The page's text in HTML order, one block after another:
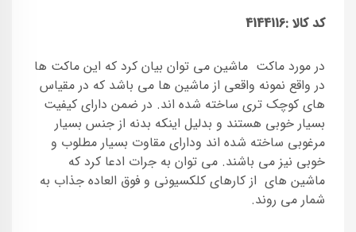
کد کالا :4144116
در مورد ماکت ماشین می توان بیان کرد که این ماکت ها
در واقع نمونه واقعی از ماشین ها می باشد که در مقیاس
های کوچک تری ساخته شده اند. در ضمن دارای کیفیت
بسیار خوبی هستند و بدلیل اینکه بدنه از جنس بسیار
مرغوبی ساخته شده اند ودارای مقاوت بسیار مطلوب و
خوبی نیز می باشند. می توان به جرات ادعا کرد که
ماشین های از کارهای کلکسیونی و فوق العاده جذاب به
شمار می روند.